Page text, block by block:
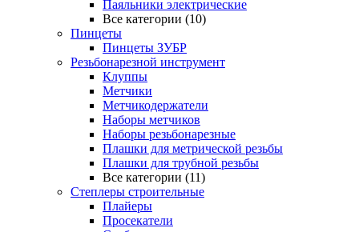
Паяльники электрические
Все категории (10)
Пинцеты
Пинцеты ЗУБР
Резьбонарезной инструмент
Клуппы
Метчики
Метчикодержатели
Наборы метчиков
Наборы резьбонарезные
Плашки для метрической резьбы
Плашки для трубной резьбы
Все категории (11)
Степлеры строительные
Плайеры
Просекатели